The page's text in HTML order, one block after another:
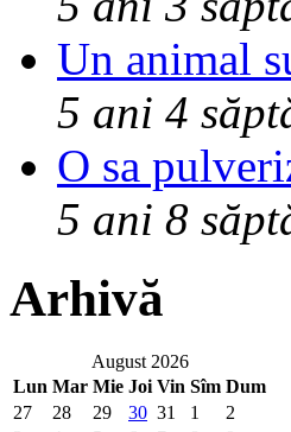
Un animal
5 ani 4
O sa
5 ani 8
Arhivă
August 2026
Lun Mar Mie Joi Vin Sîm Dum
27
28 29 30 31 1
2